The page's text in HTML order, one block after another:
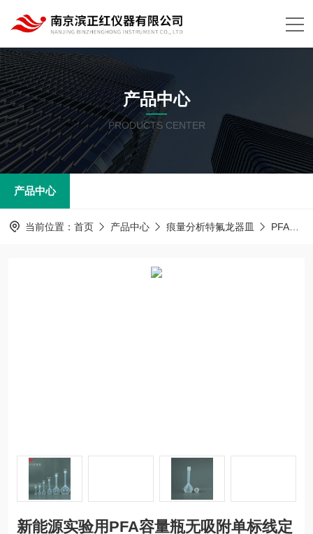
产品中心
PRODUCTS CENTER
产品中心
当前位置： 首页 产品中心 痕量分析特氟龙器皿 PFA器皿
新能源实验用PFA容量瓶无吸附单标线定